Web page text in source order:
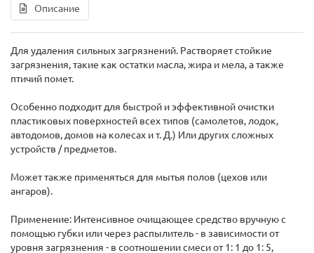
Описание
Для удаления сильных загрязнений. Растворяет стойкие
загрязнения, такие как остатки масла, жира и мела, а также
птичий помет.
Особенно подходит для быстрой и эффективной очистки
пластиковых поверхностей всех типов (самолетов, лодок,
автодомов, домов на колесах и т. Д.) Или других сложных
устройств / предметов.
Может также применяться для мытья полов (цехов или
ангаров).
Применение: Интенсивное очищающее средство вручную с
помощью губки или через распылитель - в зависимости от
уровня загрязнения - в соотношении смеси от 1: 1 до 1: 5,